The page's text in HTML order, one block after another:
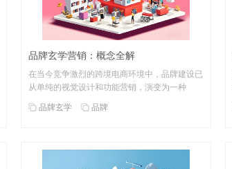
品牌玄学营销：概念全解
在当今竞争激烈的跨境电商环境中，品牌建设已
从单纯的视觉设计和功能营销，演变为一种
品牌玄学
品牌